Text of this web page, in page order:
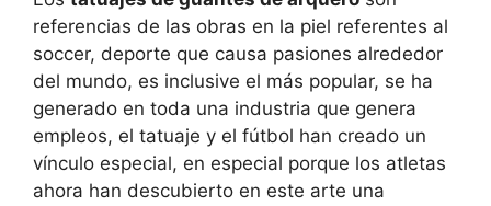
referencias de las obras en la piel referentes al
soccer, deporte que causa pasiones alrededor
del mundo, es inclusive el más popular, se ha
generado en toda una industria que genera
empleos, el tatuaje y el fútbol han creado un
vínculo especial, en especial porque los atletas
ahora han descubierto en este arte una